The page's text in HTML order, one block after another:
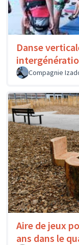
Danse
Compagnie
Aire de jeux
ans dans le